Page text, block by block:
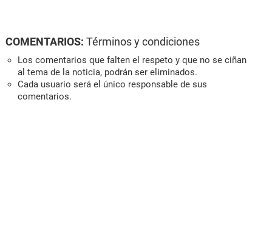
COMENTARIOS: Términos y condiciones
Los comentarios que falten el respeto y que no se ciñan
al tema de la noticia, podrán ser eliminados.
Cada usuario será el único responsable de sus
comentarios.